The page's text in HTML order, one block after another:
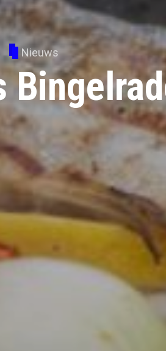
Nieuws